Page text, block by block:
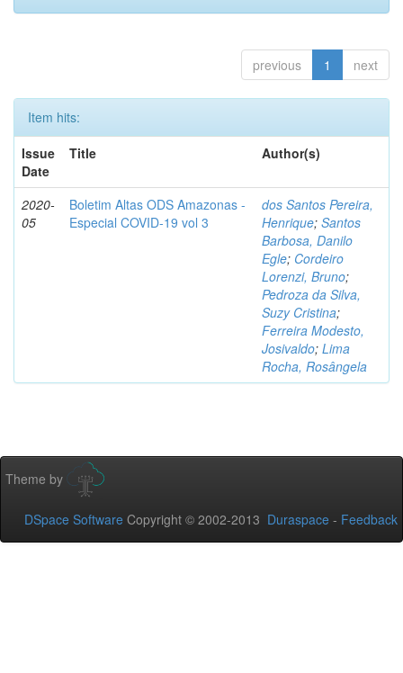
previous 1 next
Item hits:
Issue
Date
Title Author(s)
2020-
05
Boletim Altas ODS Amazonas -
Especial COVID-19 vol 3
dos Santos Pereira,
Henrique; Santos
Barbosa, Danilo
Egle; Cordeiro
Lorenzi, Bruno;
Pedroza da Silva,
Suzy Cristina;
Ferreira Modesto,
Josivaldo; Lima
Rocha, Rosângela
Theme by
DSpace Software Copyright © 2002-2013 Duraspace - Feedback